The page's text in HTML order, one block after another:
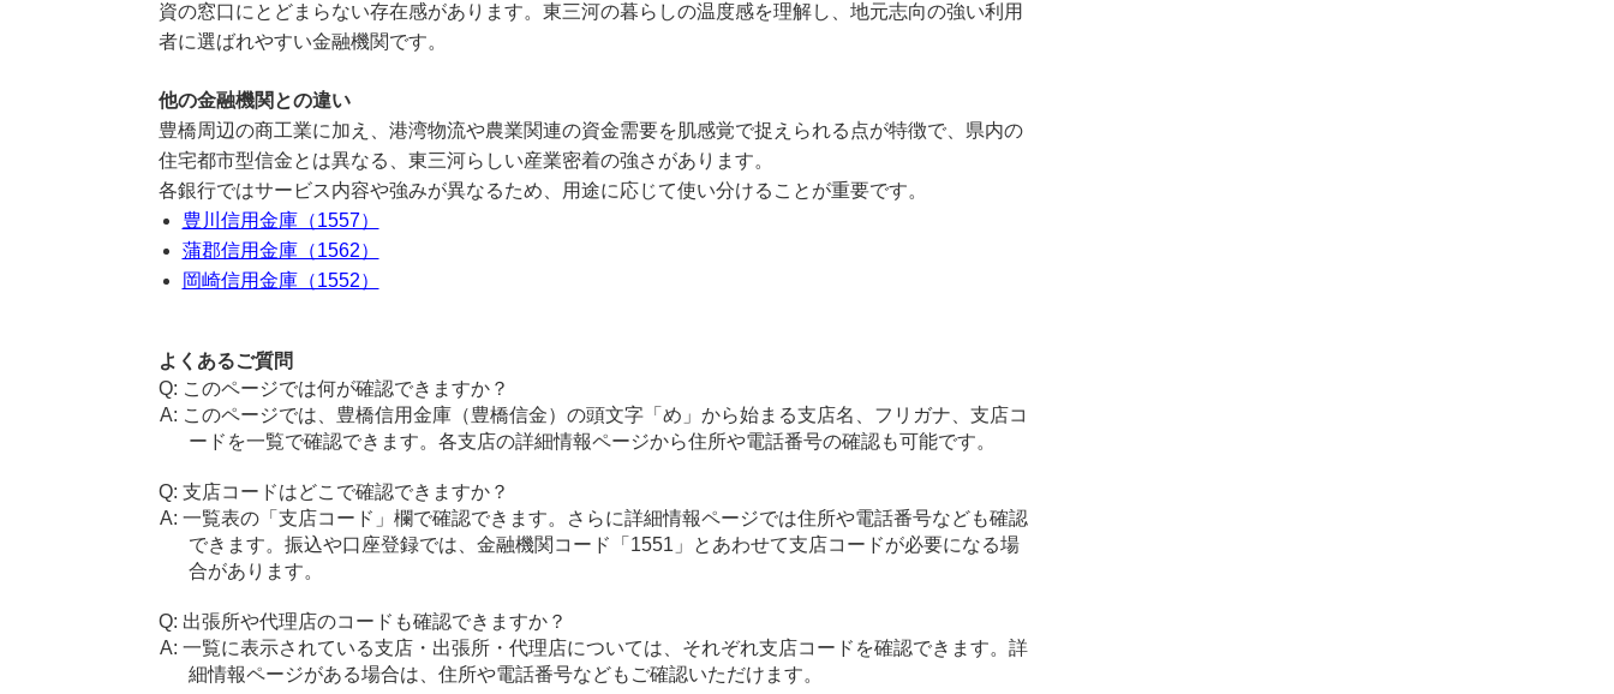
資の窓口にとどまらない存在感があります。東三河の暮らしの温度感を理解し、地元志向の強い利用
者に選ばれやすい金融機関です。
他の金融機関との違い
豊橋周辺の商工業に加え、港湾物流や農業関連の資金需要を肌感覚で捉えられる点が特徴で、県内の
住宅都市型信金とは異なる、東三河らしい産業密着の強さがあります。
各銀行ではサービス内容や強みが異なるため、用途に応じて使い分けることが重要です。
豊川信用金庫（1557）
蒲郡信用金庫（1562）
岡崎信用金庫（1552）
よくあるご質問
このページでは何が確認できますか？
このページでは、豊橋信用金庫（豊橋信金）の頭文字「め」から始まる支店名、フリガナ、支店コ
ードを一覧で確認できます。各支店の詳細情報ページから住所や電話番号の確認も可能です。
支店コードはどこで確認できますか？
一覧表の「支店コード」欄で確認できます。さらに詳細情報ページでは住所や電話番号なども確認
できます。振込や口座登録では、金融機関コード「1551」とあわせて支店コードが必要になる場
合があります。
出張所や代理店のコードも確認できますか？
一覧に表示されている支店・出張所・代理店については、それぞれ支店コードを確認できます。詳
細情報ページがある場合は、住所や電話番号などもご確認いただけます。